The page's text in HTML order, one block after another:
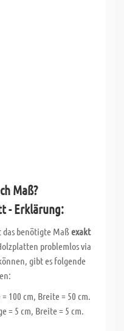
Maß?
- Erklärung:
das benötigte Maßexakt
problemlos via
gibt es folgende
= 100 cm, Breite = 50 cm.
= 5 cm, Breite = 5 cm.